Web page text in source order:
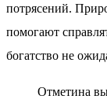
потрясений.
помогают
богатство не
Отметина